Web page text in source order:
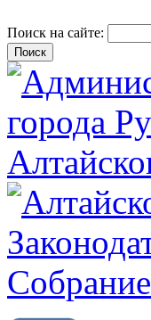
Поиск на сайте: